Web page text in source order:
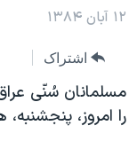
صفحه
جهش
به
آمریکا
جهان
ورزشی
گزیده‌ها
جدول برنامه ها
صفحه‌های ویژه
جام جهانی ۲۰۲۶
عملیات خشم
فرکانس‌های صدای
پخش رادیویی
۱۲ آبان ۱۳۸۴
اشتراک
مسلمانان سُنّی
را امروز، پنجشنبه،